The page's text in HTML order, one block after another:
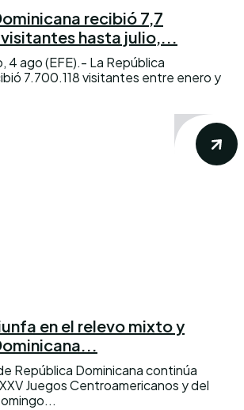
recibió 7,7
hasta julio,...
4 ago (EFE).- La República
7.700.118 visitantes entre enero y
en el relevo mixto y
República Dominicana continúa
Juegos Centroamericanos y del